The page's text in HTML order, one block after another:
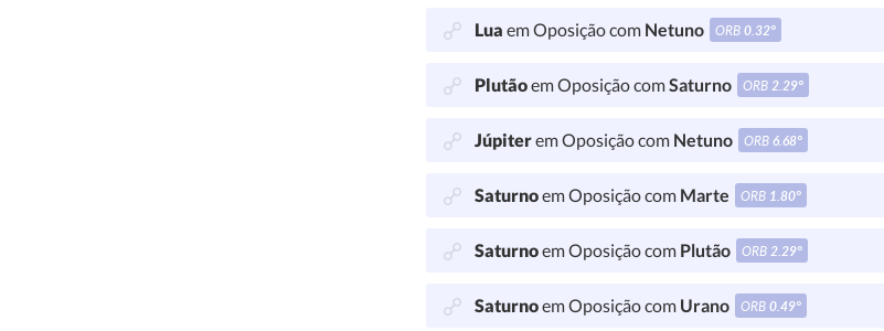
Lua em Oposição com Netuno ORB0.32°
Plutãoem Oposição comSaturno ORB2.29°
Júpiterem Oposição com Netuno ORB6.68°
Saturnoem Oposição com Marte ORB 1.80°
Saturnoem Oposição com Plutão ORB2.29°
Saturnoem Oposição com Urano ORB0.49°